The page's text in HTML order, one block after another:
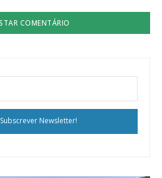
Subscrever Newsletter!